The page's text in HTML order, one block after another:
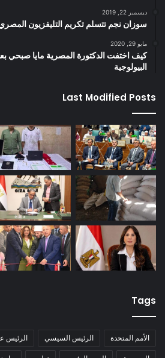
ديسمبر 22, 2019
سوزان نجم تتسلم تكريم التليفزيون
مايو 29, 2020
كيف اختفت الدكتورة المصرية مايا صبحي
البيولوجية
Last Modified Posts
Tags
الأمم المتحدة الرئيس السيسي الرئيس